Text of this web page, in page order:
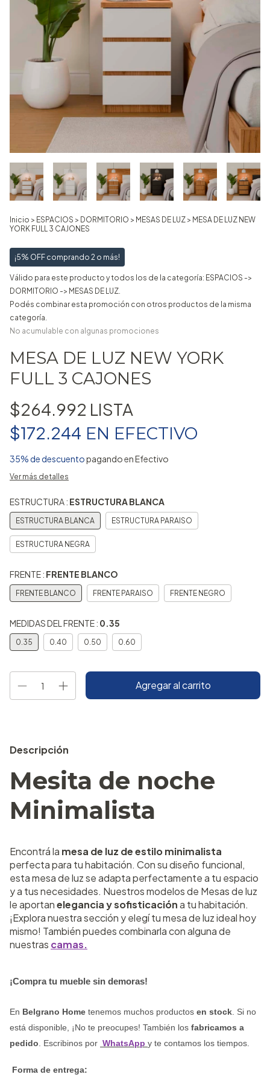
Inicio > ESPACIOS > DORMITORIO > MESAS DE LUZ > MESA DE LUZ NEW
YORK FULL 3 CAJONES
¡5% OFF comprando 2 o más!
Válido para este producto y todos los de la categoría: ESPACIOS ->
DORMITORIO -> MESAS DE LUZ.
Podés combinar esta promoción con otros productos de la misma
categoría.
No acumulable con algunas promociones
MESA DE LUZ NEW YORK
FULL 3 CAJONES
$264.992
$172.244 EN EFECTIVO
35% de descuentopagando en Efectivo
Ver más detalles
ESTRUCTURA : ESTRUCTURA BLANCA
ESTRUCTURA BLANCA ESTRUCTURA PARAISO
ESTRUCTURA NEGRA
FRENTE : FRENTE BLANCO
FRENTE BLANCO FRENTE PARAISO FRENTE NEGRO
MEDIDAS DEL FRENTE : 0.35
0.35 0.40 0.50 0.60
Descripción
Mesita de noche
Minimalista
Encontrá la mesa de luz de estilo minimalista
perfecta para tu habitación. Con su diseño funcional,
esta mesa de luz se adapta perfectamente a tu espacio
y a tus necesidades. Nuestros modelos de Mesas de luz
le aportanelegancia y sofisticacióna tu habitación.
¡Explora nuestra sección y elegí tu mesa de luz ideal hoy
mismo! También puedes combinarla con alguna de
nuestras camas.
¡Compra tu mueble sin demoras!
En Belgrano Home tenemos muchos productos en stock . Si no
está disponible, ¡No te preocupes! También los fabricamos a
pedido . Escribinos por WhatsApp y te contamos los tiempos.
Forma de entrega: